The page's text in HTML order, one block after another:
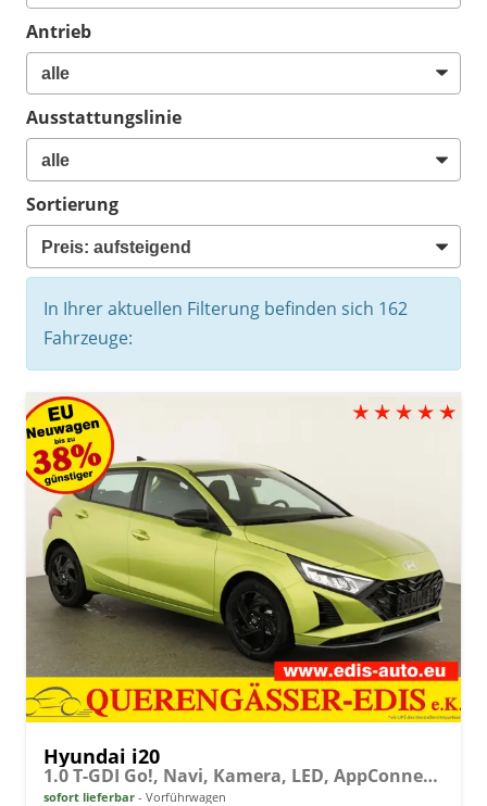
Antrieb
Ausstattungslinie
Sortierung
In Ihrer aktuellen Filterung befinden sich 162
Fahrzeuge:
Hyundai i20
1.0 T-GDI Go!, Navi, Kamera, LED, AppConnect, Winter, 16-Zoll, sofort
sofort lieferbar Vorführwagen